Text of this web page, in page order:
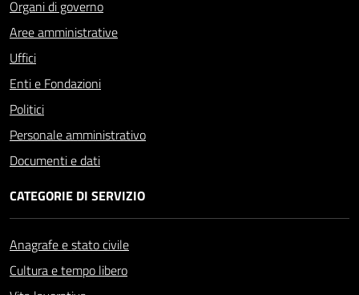
Organi di governo
Aree amministrative
Uffici
Enti e Fondazioni
Politici
Personale amministrativo
Documenti e dati
CATEGORIE DI SERVIZIO
Anagrafe e stato civile
Cultura e tempo libero